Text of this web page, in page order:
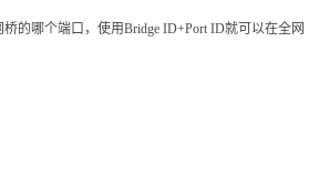
的哪个端口，使用Bridge ID+Port ID就可以在全网